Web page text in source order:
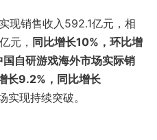
现销售收入592.1亿元，相
元， 同比增长10%，环比增
自研游戏海外市场实际销
长9.2%，同比增长
实现持续突破。